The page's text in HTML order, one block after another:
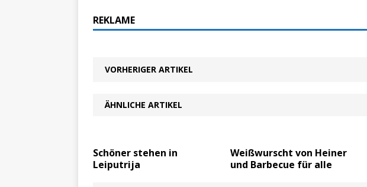
REKLAME
VORHERIGER ARTIKEL
ÄHNLICHE ARTIKEL
Schöner stehen in
Leiputrija
Weißwurscht von Heiner
und Barbecue für alle